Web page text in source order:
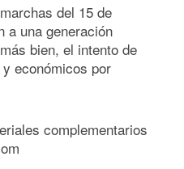
del 15 de
a una generación
bien, el intento de
económicos por
complementarios